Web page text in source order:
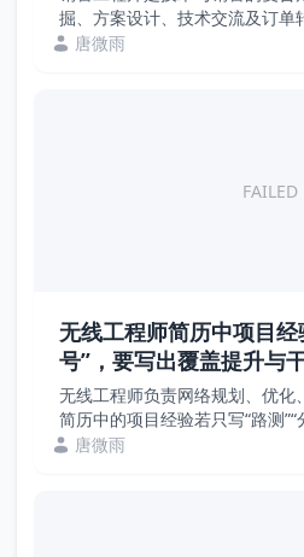
掘、方案设计、技术交流及订单
若只写“拜访客户”“推销产品”，
唐微雨
FAILED
无线工程师简历中项目
号”，要写出覆盖提升与
无线工程师负责网络规划、优化
简历中的项目经验若只写“路测”“
果。招聘方关注的是RSRP、
唐微雨